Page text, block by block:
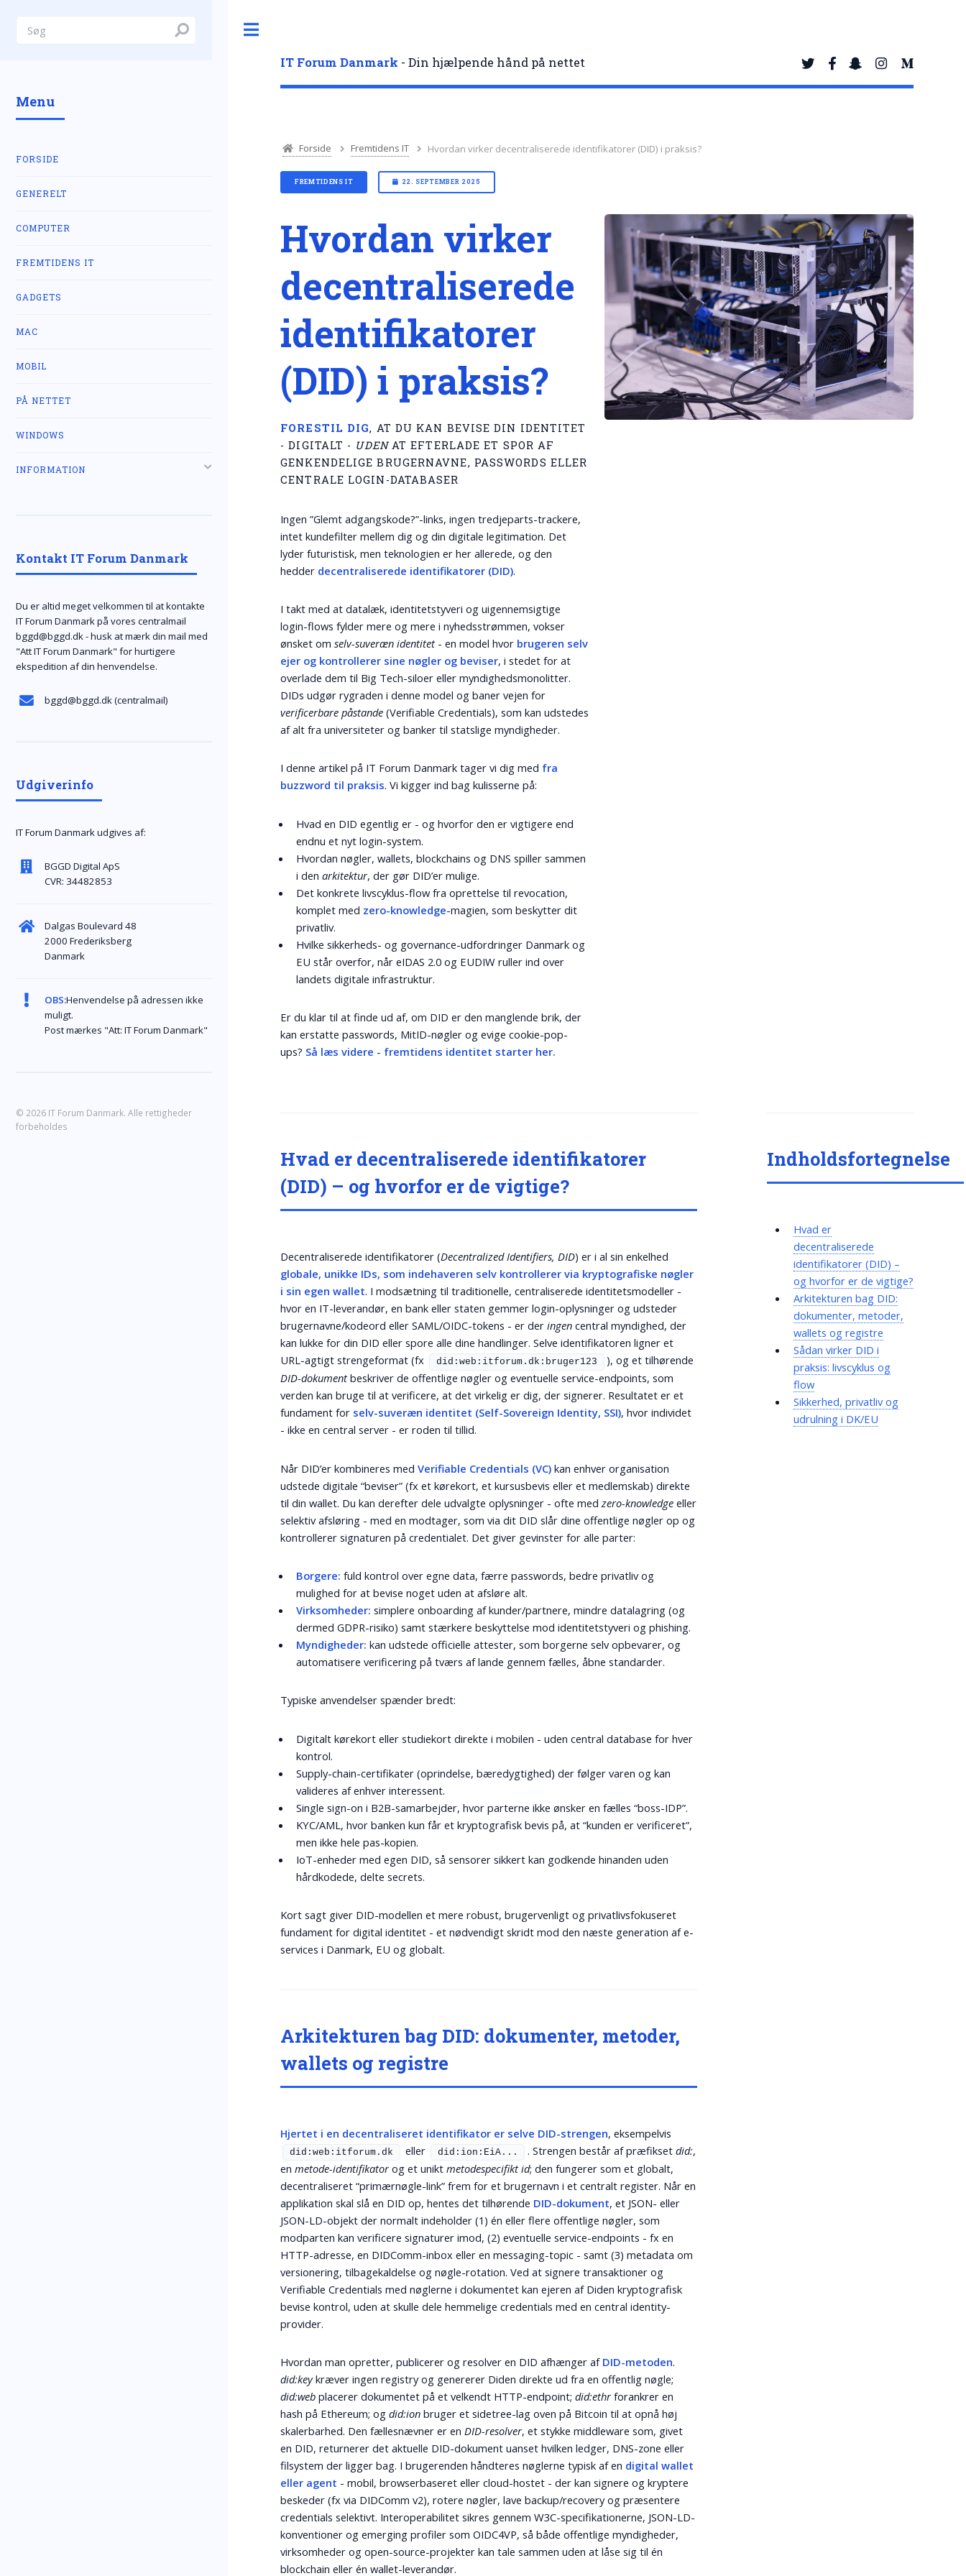
IT Forum Danmark - Din hjælpende hånd på nettet
Forside Fremtidens IT Hvordan virker decentraliserede identifikatorer (DID) i praksis?
FREMTIDENS IT 22. SEPTEMBER 2025
Hvordan virker
decentraliserede
identifikatorer
(DID) i praksis?
FORESTIL DIG, AT DU KAN BEVISE DIN IDENTITET
- DIGITALT - UDENAT EFTERLADE ET SPOR AF
GENKENDELIGE BRUGERNAVNE, PASSWORDS ELLER
CENTRALE LOGIN-DATABASER
Ingen ”Glemt adgangskode?”-links, ingen tredjeparts-trackere,
intet kundefilter mellem dig og din digitale legitimation. Det
lyder futuristisk, men teknologien er her allerede, og den
hedder decentraliserede identifikatorer (DID).
I takt med at datalæk, identitetstyveri og uigennemsigtige
login-flows fylder mere og mere i nyhedsstrømmen, vokser
ønsket omselv-suveræn identitet- en model hvor brugeren selv
ejer og kontrollerer sine nøgler og beviser, i stedet for at
overlade dem til Big Tech-siloer eller myndighedsmonolitter.
DIDs udgør rygraden i denne model og baner vejen for
verificerbare påstande (Verifiable Credentials), som kan udstedes
af alt fra universiteter og banker til statslige myndigheder.
I denne artikel på IT Forum Danmark tager vi dig med fra
buzzword til praksis. Vi kigger ind bag kulisserne på:
Hvad en DID egentlig er - og hvorfor den er vigtigere end
endnu et nyt login-system.
Hvordan nøgler, wallets, blockchains og DNS spiller sammen
i denarkitektur, der gør DID’er mulige.
Det konkrete livscyklus-flow fra oprettelse til revocation,
komplet med zero-knowledge-magien, som beskytter dit
privatliv.
Hvilke sikkerheds- og governance-udfordringer Danmark og
EU står overfor, når eIDAS 2.0 og EUDIW ruller ind over
landets digitale infrastruktur.
Er du klar til at finde ud af, om DID er den manglende brik, der
kan erstatte passwords, MitID-nøgler og evige cookie-pop-
ups? Så læs videre - fremtidens identitet starter her.
Hvad er decentraliserede identifikatorer
(DID) – og hvorfor er de vigtige?
Decentraliserede identifikatorer (Decentralized Identifiers, DID) er i al sin enkelhed
globale, unikke IDs, som indehaveren selv kontrollerer via kryptografiske nøgler
i sin egen wallet. I modsætning til traditionelle, centraliserede identitetsmodeller -
hvor en IT-leverandør, en bank eller staten gemmer login-oplysninger og udsteder
brugernavne/kodeord eller SAML/OIDC-tokens - er deringen central myndighed, der
kan lukke for din DID eller spore alle dine handlinger. Selve identifikatoren ligner et
URL-agtigt strengeformat (fx
did:web:itforum.dk:bruger123
), og et tilhørende
DID-dokumentbeskriver de offentlige nøgler og eventuelle service-endpoints, som
verden kan bruge til at verificere, at det virkelig er dig, der signerer. Resultatet er et
fundament for selv-suveræn identitet (Self-Sovereign Identity, SSI), hvor individet
- ikke en central server - er roden til tillid.
Når DID’er kombineres medVerifiable Credentials (VC) kan enhver organisation
udstede digitale “beviser” (fx et kørekort, et kursusbevis eller et medlemskab) direkte
til din wallet. Du kan derefter dele udvalgte oplysninger - ofte medzero-knowledge eller
selektiv afsløring - med en modtager, som via dit DID slår dine offentlige nøgler op og
kontrollerer signaturen på credentialet. Det giver gevinster for alle parter:
Borgere: fuld kontrol over egne data, færre passwords, bedre privatliv og
mulighed for at bevise noget uden at afsløre alt.
Virksomheder: simplere onboarding af kunder/partnere, mindre datalagring (og
dermed GDPR-risiko) samt stærkere beskyttelse mod identitetstyveri og phishing.
Myndigheder: kan udstede officielle attester, som borgerne selv opbevarer, og
automatisere verificering på tværs af lande gennem fælles, åbne standarder.
Typiske anvendelser spænder bredt:
Digitalt kørekort eller studiekort direkte i mobilen - uden central database for hver
kontrol.
Supply-chain-certifikater (oprindelse, bæredygtighed) der følger varen og kan
valideres af enhver interessent.
Single sign-on i B2B-samarbejder, hvor parterne ikke ønsker en fælles “boss-IDP”.
KYC/AML, hvor banken kun får et kryptografisk bevis på, at “kunden er verificeret”,
men ikke hele pas-kopien.
IoT-enheder med egen DID, så sensorer sikkert kan godkende hinanden uden
hårdkodede, delte secrets.
Kort sagt giver DID-modellen et mere robust, brugervenligt og privatlivsfokuseret
fundament for digital identitet - et nødvendigt skridt mod den næste generation af e-
services i Danmark, EU og globalt.
Arkitekturen bag DID: dokumenter, metoder,
wallets og registre
Hjertet i en decentraliseret identifikator er selve DID-strengen, eksempelvis
did:web:itforum.dk eller did:ion:EiA... . Strengen består af præfikset did:,
enmetode-identifikatorog et uniktmetodespecifikt id; den fungerer som et globalt,
decentraliseret “primærnøgle-link” frem for et brugernavn i et centralt register. Når en
applikation skal slå en DID op, hentes det tilhørende DID-dokument, et JSON- eller
JSON-LD-objekt der normalt indeholder (1) én eller flere offentlige nøgler, som
modparten kan verificere signaturer imod, (2) eventuelle service-endpoints - fx en
HTTP-adresse, en DIDComm-inbox eller en messaging-topic - samt (3) metadata om
versionering, tilbagekaldelse og nøgle-rotation. Ved at signere transaktioner og
Verifiable Credentials med nøglerne i dokumentet kan ejeren af Diden kryptografisk
bevise kontrol, uden at skulle dele hemmelige credentials med en central identity-
provider.
Hvordan man opretter, publicerer og resolver en DID afhænger af DID-metoden.
did:keykræver ingen registry og genererer Diden direkte ud fra en offentlig nøgle;
did:web placerer dokumentet på et velkendt HTTP-endpoint;did:ethrforankrer en
hash på Ethereum; ogdid:ion bruger et sidetree-lag oven på Bitcoin til at opnå høj
skalerbarhed. Den fællesnævner er enDID-resolver, et stykke middleware som, givet
en DID, returnerer det aktuelle DID-dokument uanset hvilken ledger, DNS-zone eller
filsystem der ligger bag. I brugerenden håndteres nøglerne typisk af en digital wallet
eller agent - mobil, browserbaseret eller cloud-hostet - der kan signere og kryptere
beskeder (fx via DIDComm v2), rotere nøgler, lave backup/recovery og præsentere
credentials selektivt. Interoperabilitet sikres gennem W3C-specifikationerne, JSON-LD-
konventioner og emerging profiler som OIDC4VP, så både offentlige myndigheder,
virksomheder og open-source-projekter kan tale sammen uden at låse sig til én
blockchain eller én wallet-leverandør.
Indholdsfortegnelse
Hvad er
decentraliserede
identifikatorer (DID) –
og hvorfor er de vigtige?
Arkitekturen bag DID:
dokumenter, metoder,
wallets og registre
Sådan virker DID i
praksis: livscyklus og
flow
Sikkerhed, privatliv og
udrulning i DK/EU
Menu
FORSIDE
GENERELT
COMPUTER
FREMTIDENS IT
GADGETS
MAC
MOBIL
PÅ NETTET
WINDOWS
INFORMATION
Kontakt IT Forum Danmark
Du er altid meget velkommen til at kontakte
IT Forum Danmark på vores centralmail
bggd@bggd.dk- husk at mærk din mail med
"Att IT Forum Danmark" for hurtigere
ekspedition af din henvendelse.
bggd@bggd.dk(centralmail)
Udgiverinfo
IT Forum Danmark udgives af:
BGGD Digital ApS
CVR: 34482853
Dalgas Boulevard 48
2000 Frederiksberg
Danmark
OBS:Henvendelse på adressen ikke
muligt.
Post mærkes "Att: IT Forum Danmark"
© 2026 IT Forum Danmark. Alle rettigheder
forbeholdes